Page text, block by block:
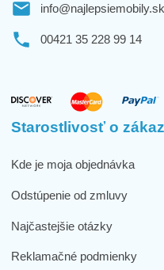
info@najlepsiemobily.sk
00421 35 228 99 14
Starostlivosť o
Kde je moja objednávka
Odstúpenie od zmluvy
Najčastejšie otázky
Reklamačné podmienky